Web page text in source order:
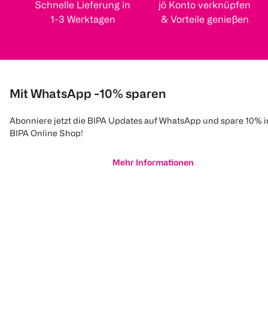
Schnelle Lieferung in
1-3 Werktagen
jö Konto verknüpfen
& Vorteile genießen
Mit WhatsApp -10% sparen
Abonniere jetzt die BIPA Updates auf WhatsApp und spare 10%
BIPA Online Shop!
Mehr Informationen